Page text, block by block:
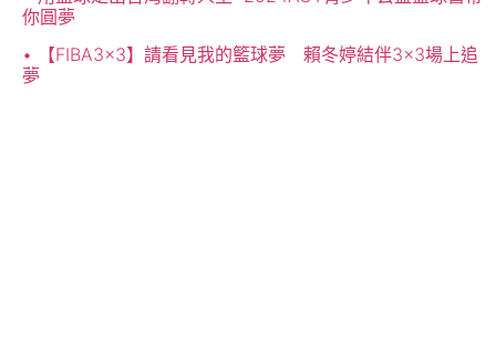
你圓夢
【FIBA3x3】請看見我的籃球夢 賴冬婷結伴3×3場上追
夢